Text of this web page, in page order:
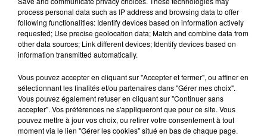
Cet élément est masqué compte-tenu du refus du
dépôt de cookies que vous avez exprimé. Si vous
en cliquant sur le bouton ci-dessous.
Afficher l'élément
process personal data such as IP address and browsing data to offer
following functionalities: Identify devices based on information actively
requested; Use precise geolocation data; Match and combine data from
other data sources; Link different devices; Identify devices based on
information transmitted automatically.
Vous pouvez accepter en cliquant sur "Accepter et fermer", ou affiner en
sélectionnant les finalités et/ou partenaires dans "Gérer mes choix".
Vous pouvez également refuser en cliquant sur "Continuer sans
accepter". Vos préférences ne s'appliqueront que pour ce site. Vous
pouvez mettre à jour vos choix, ou retirer votre consentement à tout
moment via le lien "Gérer les cookies" situé en bas de chaque page.